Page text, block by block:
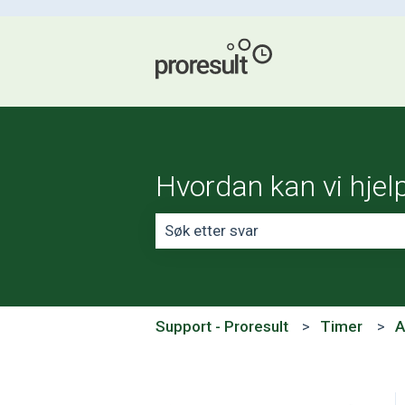
Hvordan kan vi
Support - Proresult Timer